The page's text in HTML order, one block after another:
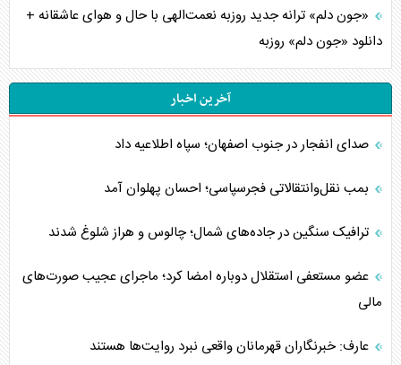
«جون دلم» ترانه جدید روزبه نعمت‌الهی با حال و هوای عاشقانه +
دانلود «جون دلم» روزبه
آخرین اخبار
صدای انفجار در جنوب اصفهان؛ سپاه اطلاعیه داد
بمب نقل‌وانتقالاتی فجرسپاسی؛ احسان پهلوان آمد
ترافیک سنگین در جاده‌های شمال؛ چالوس و هراز شلوغ شدند
عضو مستعفی استقلال دوباره امضا کرد؛ ماجرای عجیب صورت‌های
مالی
عارف: خبرنگاران قهرمانان واقعی نبرد روایت‌ها هستند